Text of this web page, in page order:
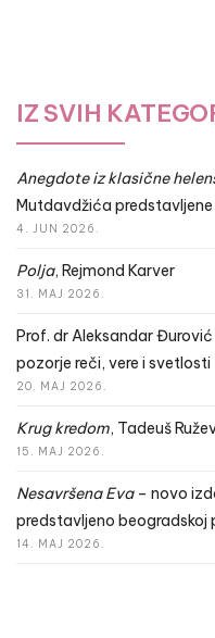
IZ SVIH
Anegdote iz klasične
Mutdavdžića
4. JUN 2026.
Polja, Rejmond Karver
31. MAJ 2026.
Prof. dr Aleksandar Đurović
pozorje reči, vere i svetlosti
20. MAJ 2026.
Krug kredom, Tadeuš
15. MAJ 2026.
Nesavršena Eva– novo
predstavljeno beogradskoj
14. MAJ 2026.